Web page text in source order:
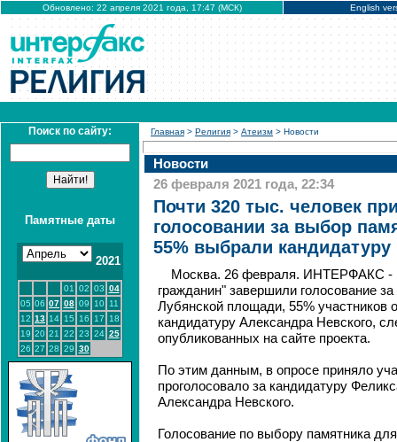
Обновлено: 22 апреля 2021 года, 17:47 (МСК) English
Поиск по сайту:
Памятные даты
2021
01 02 03 04
05 06 07 08 09 10
11
12 13 14 15 16 17
18
19 20 21 22 23 24 25
26 27 28 29 30
Главная > Религия > Атеизм > Новости
Новости
26 февраля 2021 года, 22:34
Почти 320 тыс. человек
голосовании за выбор
55% выбрали кандидатуру
Москва. 26 февраля. ИНТЕРФАКС -
гражданин" завершили голосование
Лубянской площади, 55% участников
кандидатуру Александра Невского,
опубликованных на сайте проекта.
По этим данным, в опросе приняло
проголосовало за кандидатуру
Александра Невского.
Голосование по выбору памятника